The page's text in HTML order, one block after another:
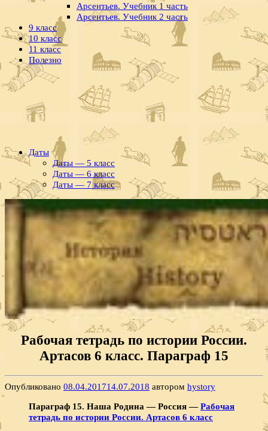
Арсентьев. Учебник 1 часть
Арсентьев. Учебник 2 часть
9 класс
10 класс
11 класс
Полезно
Даты
Даты — 5 класс
Даты — 6 класс
Даты — 7 класс
Рабочая тетрадь по истории России.
Артасов 6 класс. Параграф 15
Опубликовано 08.04.201714.07.2018 автором hystory
Параграф 15. Наша Родина — Россия —Рабочая
тетрадь по истории России. Артасов 6 класс